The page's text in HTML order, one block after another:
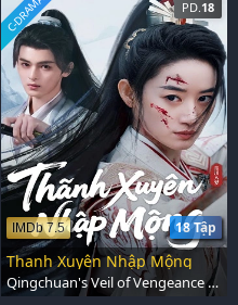
PD. 18
18 Tập
IMDb 7.5
C-DRAMA
Thanh Xuyên Nhập Mộng
Qingchuan's Veil of Vengeance (2025)